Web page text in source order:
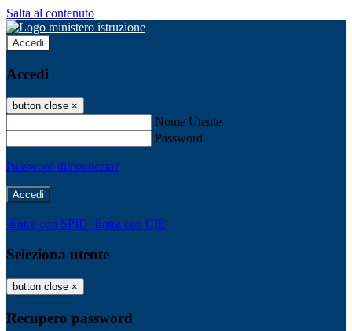
Salta al contenuto
Accedi
Accedi
button close ×
Nome Utente
Password
Password dimenticata?
-
Entra con SPID Entra con CIE
Seleziona utente
button close ×
Recupero password